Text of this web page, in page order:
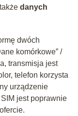
danych
dwóch
komórkowe” /
transmisja jest
telefon korzysta
urządzenie
jest poprawnie